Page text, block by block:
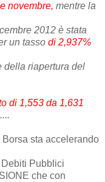
novembre, mentre la
2012 è stata
un tasso di 2,937%
della riapertura del
di 1,553 da 1,631
sta accelerando
Debiti Pubblici
che con